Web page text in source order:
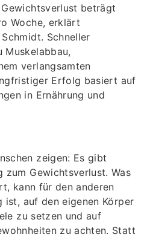
beträgt
Woche, erklärt
Schneller
Muskelabbau,
verlangsamten
Erfolg basiert auf
in Ernährung und
zeigen: Es gibt
zum Gewichtsverlust. Was
kann für den anderen
ist, auf den eigenen Körper
zu setzen und auf
zu achten. Statt